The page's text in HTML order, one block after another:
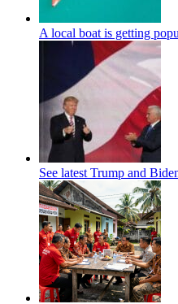
A local boat is getting
See latest Trump and